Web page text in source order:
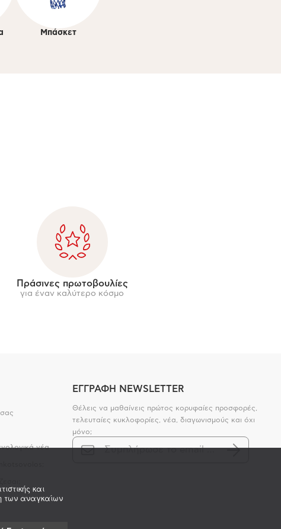
και
των αναγκαίων
Μπάσκετ
Πράσινες πρωτοβουλίες
για έναν καλύτερο κόσμο
σας
νέα
ΕΓΓΡΑΦΗ NEWSLETTER
Θέλεις να μαθαίνεις πρώτος κορυφαίες προσφορές,
τελευταίες κυκλοφορίες, νέα, διαγωνισμούς και όχι
μόνο;